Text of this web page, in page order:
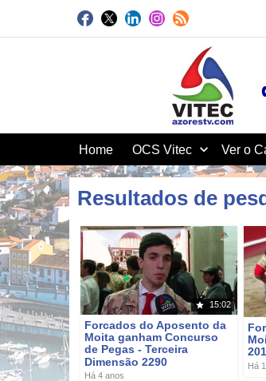
Home OCS Vitec Ver o
Resultados de
15:02
Forcados do Aposento da
Moita ganham Concurso
de Pegas - Terceira
Dimensão 2290
Há 4 anos
Há